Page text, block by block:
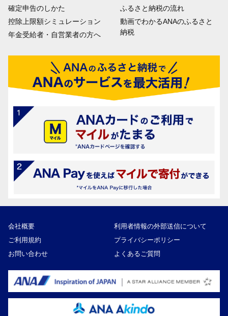
確定申告のしかた
控除上限額シミュレーション
年金受給者・自営業者の方へ
ふるさと納税の流れ
動画でわかるANAのふるさと
納税
会社概要
利用者情報の外部送信について
ご利用規約
プライバシーポリシー
お問い合わせ
よくあるご質問